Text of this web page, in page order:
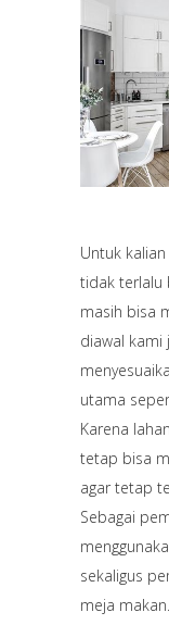
Untuk
tidak terlalu
masih bisa
diawal kami
utama
Karena
tetap bisa
agar tetap
Sebagai
sekaligus
meja